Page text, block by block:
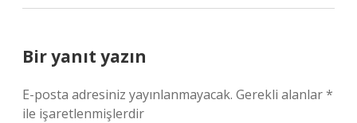
Bir yanıt yazın
E-posta adresiniz yayınlanmayacak. Gerekli alanlar*
ile işaretlenmişlerdir